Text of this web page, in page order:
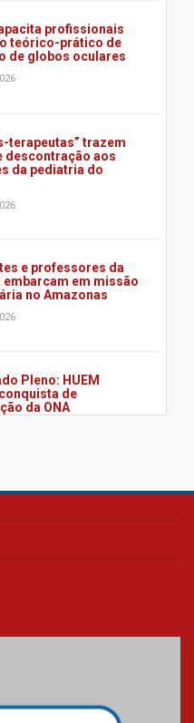
profissionais
teórico-prático de
de globos oculares
terapeutas” trazem
descontração aos
da pediatria do
e professores da
embarcam em missão
no Amazonas
Pleno: HUEM
de
da ONA
o primeiro hospital do
mundial em